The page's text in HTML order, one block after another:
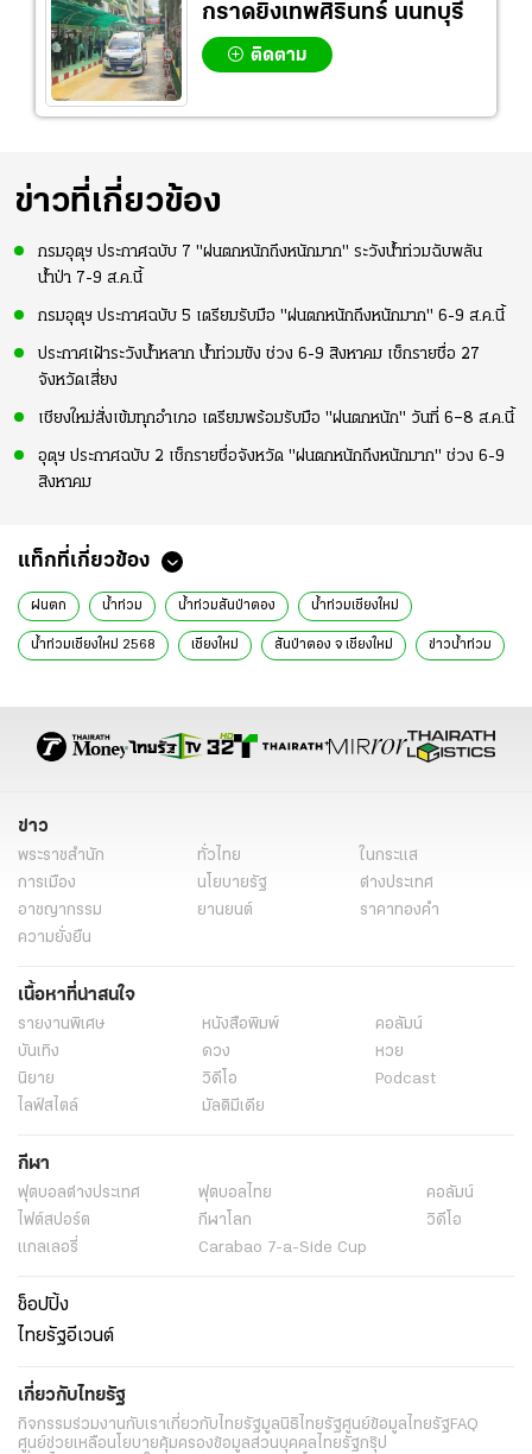
กราดยิงเทพศิรินทร์ นนทบุรี
ติดตาม
ข่าวที่เกี่ยวข้อง
กรมอุตุฯ ประกาศฉบับ 7 "ฝนตกหนักถึงหนักมาก" ระวังน้ำท่วมฉับพลัน
น้ำป่า 7-9 ส.ค.นี้
กรมอุตุฯ ประกาศฉบับ 5 เตรียมรับมือ "ฝนตกหนักถึงหนักมาก" 6-9 ส.ค.นี้
ประกาศเฝ้าระวังน้ำหลาก น้ำท่วมขัง ช่วง 6-9 สิงหาคม เช็กรายชื่อ 27
จังหวัดเสี่ยง
เชียงใหม่สั่งเข้มทุกอำเภอ เตรียมพร้อมรับมือ "ฝนตกหนัก" วันที่ 6–8 ส.ค.นี้
อุตุฯ ประกาศฉบับ 2 เช็กรายชื่อจังหวัด "ฝนตกหนักถึงหนักมาก" ช่วง 6-9
สิงหาคม
แท็กที่เกี่ยวข้อง
ฝนตก น้ำท่วม น้ําท่วมสันป่าตอง น้ําท่วมเชียงใหม่
น้ําท่วมเชียงใหม่ 2568 เชียงใหม่ สันป่าตอง จ เชียงใหม่ ข่าวน้ำท่วม
ข่าว
พระราชสำนัก ทั่วไทย
ในกระแส
การเมือง
นโยบายรัฐ
ต่างประเทศ
อาชญากรรม
ยานยนต์
ราคาทองคำ
ความยั่งยืน
เนื้อหาที่น่าสนใจ
รายงานพิเศษ หนังสือพิมพ์
คอลัมน์
บันเทิง
ดวง
หวย
นิยาย
วิดีโอ
Podcast
ไลฟ์สไตล์
มัลติมีเดีย
กีฬา
ฟุตบอลต่่างประเทศ ฟุตบอลไทย
คอลัมน์
ไฟต์สปอร์ต
กีฬาโลก
วิดีโอ
แกลเลอรี่
Carabao 7-a-Side Cup
ช็อปปิ้ง
ไทยรัฐอีเวนต์
เกี่ยวกับไทยรัฐ
กิจกรรมร่วมงานกับเราเกี่ยวกับไทยรัฐมูลนิธิไทยรัฐศูนย์ข้อมูลไทยรัฐFAQ
ศูนย์ช่วยเหลือนโยบายคุ้มครองข้อมูลส่วนบุคคลไทยรัฐกรุ๊ป